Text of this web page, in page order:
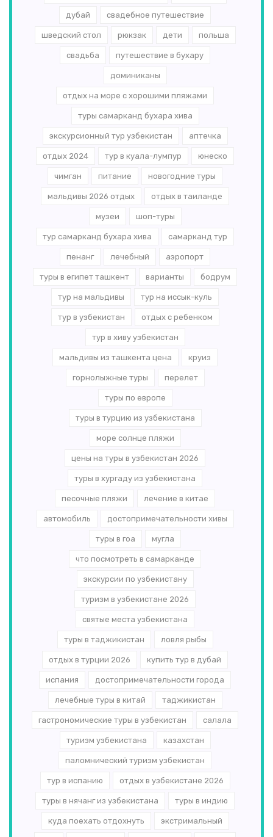
дубай свадебное путешествие
шведский стол рюкзак дети польша
свадьба путешествие в бухару
доминиканы
отдых на море с хорошими пляжами
туры самарканд бухара хива
экскурсионный тур узбекистан аптечка
отдых 2024 тур в куала-лумпур юнеско
чимган питание новогодние туры
мальдивы 2026 отдых отдых в таиланде
музеи шоп-туры
тур самарканд бухара хива самарканд тур
пенанг лечебный аэропорт
туры в египет ташкент варианты бодрум
тур на мальдивы тур на иссык-куль
тур в узбекистан отдых с ребенком
тур в хиву узбекистан
мальдивы из ташкента цена круиз
горнолыжные туры перелет
туры по европе
туры в турцию из узбекистана
море солнце пляжи
цены на туры в узбекистан 2026
туры в хургаду из узбекистана
песочные пляжи лечение в китае
автомобиль достопримечательности хивы
туры в гоа мугла
что посмотреть в самарканде
экскурсии по узбекистану
туризм в узбекистане 2026
святые места узбекистана
туры в таджикистан ловля рыбы
отдых в турции 2026 купить тур в дубай
испания достопримечательности города
лечебные туры в китай таджикистан
гастрономические туры в узбекистан салала
туризм узбекистана казахстан
паломнический туризм узбекистан
тур в испанию отдых в узбекистане 2026
туры в нячанг из узбекистана туры в индию
куда поехать отдохнуть экстримальный